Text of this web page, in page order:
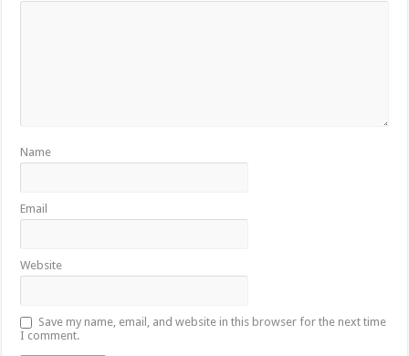
Name
Email
Website
Save my name, email, and website in this browser for the next time
I comment.